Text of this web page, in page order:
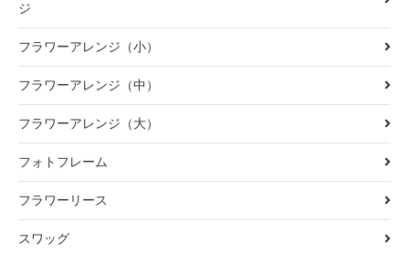
ジ
フラワーアレンジ（小）
フラワーアレンジ（中）
フラワーアレンジ（大）
フォトフレーム
フラワーリース
スワッグ